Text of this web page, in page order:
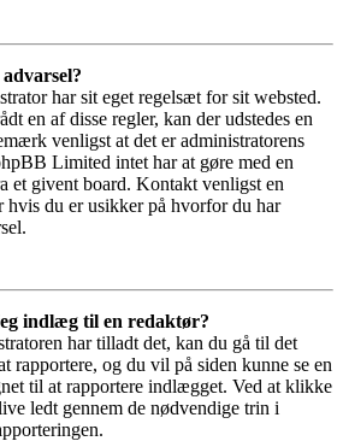
har sit eget regelsæt for sit websted.
en af disse regler, kan der udstedes en
venligst at det er administratorens
Limited intet har at gøre med en
et givent board. Kontakt venligst en
hvis du er usikker på hvorfor du har
indlæg til en redaktør?
har tilladt det, kan du gå til det
rapportere, og du vil på siden kunne se en
til at rapportere indlægget. Ved at klikke
ledt gennem de nødvendige trin i